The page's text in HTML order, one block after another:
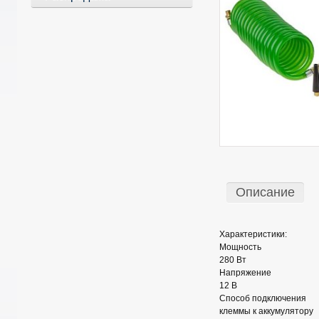
Описание
Характеристики:
Мощность
280 Вт
Напряжение
12 В
Способ подключения
клеммы к аккумулятору